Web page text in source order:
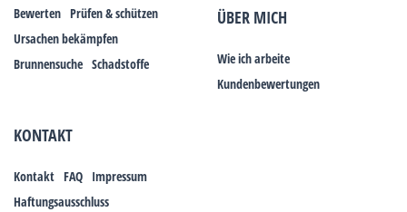
Bewerten Prüfen & schützen
Ursachen bekämpfen
Brunnensuche Schadstoffe
ÜBER MICH
Wie ich arbeite
Kundenbewertungen
KONTAKT
Kontakt FAQ Impressum
Haftungsausschluss